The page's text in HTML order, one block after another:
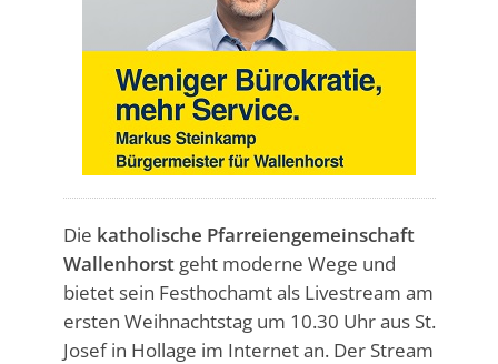
Die katholische Pfarreiengemeinschaft
Wallenhorstgeht moderne Wege und
bietet sein Festhochamt als Livestream am
ersten Weihnachtstag um 10.30 Uhr aus St.
Josef in Hollage im Internet an. Der Stream